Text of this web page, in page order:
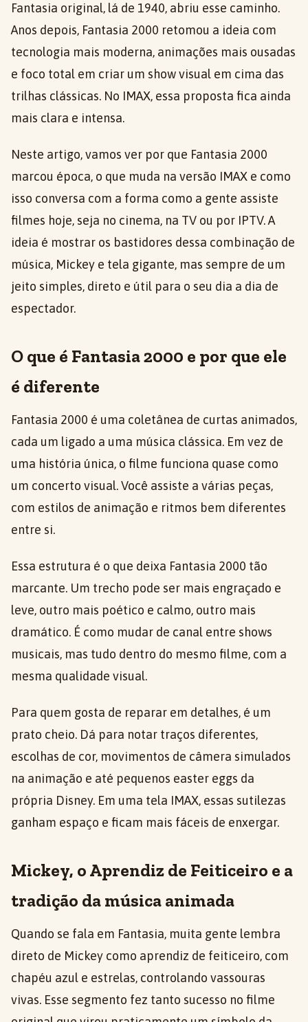
Fantasia original, lá de 1940, abriu esse caminho.
Anos depois, Fantasia 2000 retomou a ideia com
tecnologia mais moderna, animações mais ousadas
e foco total em criar um show visual em cima das
trilhas clássicas. No IMAX, essa proposta fica ainda
mais clara e intensa.
Neste artigo, vamos ver por que Fantasia 2000
marcou época, o que muda na versão IMAX e como
isso conversa com a forma como a gente assiste
filmes hoje, seja no cinema, na TV ou por IPTV. A
ideia é mostrar os bastidores dessa combinação de
música, Mickey e tela gigante, mas sempre de um
jeito simples, direto e útil para o seu dia a dia de
espectador.
O que é Fantasia 2000 e por que ele
é diferente
Fantasia 2000 é uma coletânea de curtas animados,
cada um ligado a uma música clássica. Em vez de
uma história única, o filme funciona quase como
um concerto visual. Você assiste a várias peças,
com estilos de animação e ritmos bem diferentes
entre si.
Essa estrutura é o que deixa Fantasia 2000 tão
marcante. Um trecho pode ser mais engraçado e
leve, outro mais poético e calmo, outro mais
dramático. É como mudar de canal entre shows
musicais, mas tudo dentro do mesmo filme, com a
mesma qualidade visual.
Para quem gosta de reparar em detalhes, é um
prato cheio. Dá para notar traços diferentes,
escolhas de cor, movimentos de câmera simulados
na animação e até pequenos easter eggs da
própria Disney. Em uma tela IMAX, essas sutilezas
ganham espaço e ficam mais fáceis de enxergar.
Mickey, o Aprendiz de Feiticeiro e a
tradição da música animada
Quando se fala em Fantasia, muita gente lembra
direto de Mickey como aprendiz de feiticeiro, com
chapéu azul e estrelas, controlando vassouras
vivas. Esse segmento fez tanto sucesso no filme